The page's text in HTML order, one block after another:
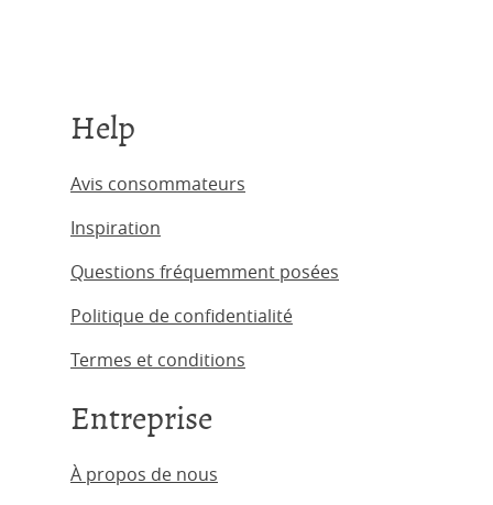
Help
Avis consommateurs
Inspiration
Questions fréquemment posées
Politique de confidentialité
Termes et conditions
Entreprise
À propos de nous